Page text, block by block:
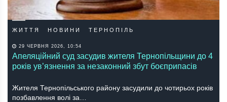
ЖИТТЯ НОВИНИ ТЕРНОПІЛЬ
29 ЧЕРВНЯ 2026, 10:54
Апеляційний суд засудив жителя Тернопільщини до 4
років ув’язнення за незаконний збут боєприпасів
Жителя Тернопільського району засудили до чотирьох років
позбавлення волі за…